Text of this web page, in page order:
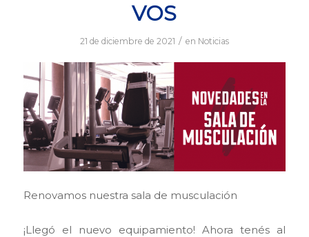
VOS
21 de diciembre de 2021 / en Noticias
Renovamos nuestra sala de musculación
¡Llegó el nuevo equipamiento! Ahora tenés al